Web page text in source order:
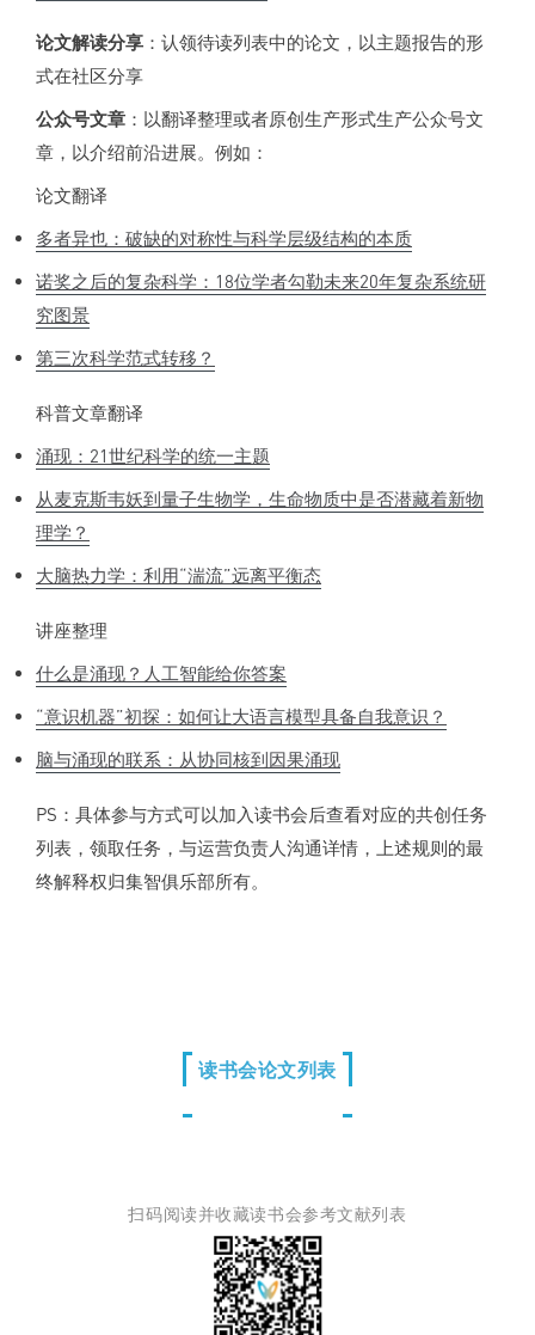
论文解读分享 ：认领待读列表中的论文，以主题报告的形
式在社区分享
公众号文章 ：以翻译整理或者原创生产形式生产公众号文
章，以介绍前沿进展。例如：
论文翻译
多者异也：破缺的对称性与科学层级结构的本质
诺奖之后的复杂科学：18位学者勾勒未来20年复杂系统研
究图景
第三次科学范式转移？
科普文章翻译
涌现：21世纪科学的统一主题
从麦克斯韦妖到量子生物学，生命物质中是否潜藏着新物
理学？
大脑热力学：利用“湍流”远离平衡态
讲座整理
什么是涌现？人工智能给你答案
“意识机器”初探：如何让大语言模型具备自我意识？
脑与涌现的联系：从协同核到因果涌现
PS：具体参与方式可以加入读书会后查看对应的共创任务
列表，领取任务，与运营负责人沟通详情，上述规则的最
终解释权归集智俱乐部所有。
读书会论文列表
扫码阅读并收藏读书会参考文献列表